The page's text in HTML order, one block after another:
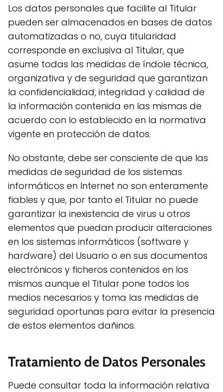
Los datos personales que facilite al Titular
pueden ser almacenados en bases de datos
automatizadas o no, cuya titularidad
corresponde en exclusiva al Titular, que
asume todas las medidas de índole técnica,
organizativa y de seguridad que garantizan
la confidencialidad, integridad y calidad de
la información contenida en las mismas de
acuerdo con lo establecido en la normativa
vigente en protección de datos.
No obstante, debe ser consciente de que las
medidas de seguridad de los sistemas
informáticos en Internet no son enteramente
fiables y que, por tanto el Titular no puede
garantizar la inexistencia de virus u otros
elementos que puedan producir alteraciones
en los sistemas informáticos (software y
hardware) del Usuario o en sus documentos
electrónicos y ficheros contenidos en los
mismos aunque el Titular pone todos los
medios necesarios y toma las medidas de
seguridad oportunas para evitar la presencia
de estos elementos dañinos.
Tratamiento de Datos Personales
Puede consultar toda la información relativa